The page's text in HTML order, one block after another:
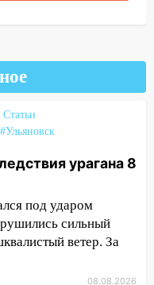
первым в
более
более 10
Ульяновска
деревья и
на улице
Статьи
#Ульяновск
урагана 8
под ударом
сильный
ветер. За
08.08.2026